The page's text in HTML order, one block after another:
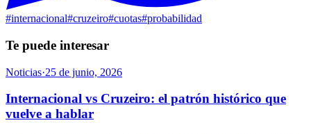
#internacional#cruzeiro#cuotas#probabilidad
Te puede interesar
Noticias·25 de junio, 2026
Internacional vs Cruzeiro: el patrón histórico que
vuelve a hablar